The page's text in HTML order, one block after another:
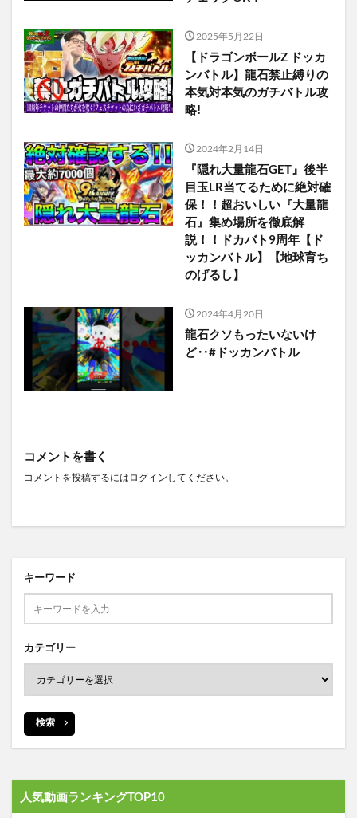
2025年5月22日
【ドラゴンボールZ ドッカ
ンバトル】龍石禁止縛りの
本気対本気のガチバトル攻
略!
2024年2月14日
『隠れ大量龍石GET』後半
目玉LR当てるために絶対確
保！！超おいしい『大量龍
石』集め場所を徹底解
説！！ドカバト9周年【ド
ッカンバトル】【地球育ち
のげるし】
2024年4月20日
龍石クソもったいないけ
ど‥#ドッカンバトル
コメントを書く
コメントを投稿するには ログイン してください。
キーワード
カテゴリー
検索
人気動画ランキングTOP10